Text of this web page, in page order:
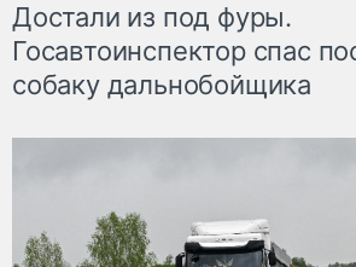
Достали из под фуры.
Госавтоинспектор спас
собаку дальнобойщика